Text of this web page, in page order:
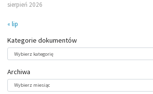
sierpień 2026
« lip
Kategorie dokumentów
dokumentów
Archiwa
Archiwa